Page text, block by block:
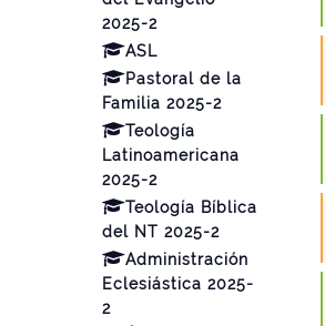
2025-2
ASL
Pastoral de la
Familia 2025-2
Teología
Latinoamericana
2025-2
Teología Bíblica
del NT 2025-2
Administración
Eclesiástica 2025-
2